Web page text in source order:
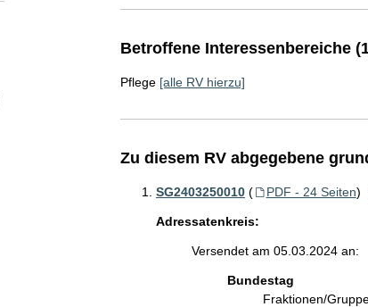
Betroffene Interessenbereiche
Pflege [alle RV hierzu]
Zu diesem RV abgegebene
SG2403250010 ( PDF - 24 Seiten)
Adressatenkreis:
Versendet am 05.03.2024 an:
Bundestag
Fraktionen/